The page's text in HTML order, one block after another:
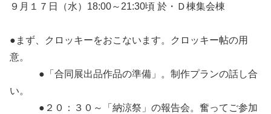
９月１７日（水）18:00～21:30頃 於・Ｄ棟集会棟
●まず、クロッキーをおこないます。クロッキー帖の用
意。
●「合同展出品作品の準備」。制作プランの話し合
い。
●２０：３０～「納涼祭」の報告会。奮ってご参加